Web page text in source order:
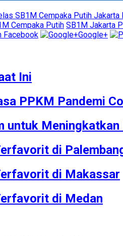
SB1M Cempaka Putih Jakarta
Cempaka Putih SB1M Jakarta
Facebook Google+
Ini
PPKM Pandemi
untuk Meningkatkan
di
di Makassar
di Medan